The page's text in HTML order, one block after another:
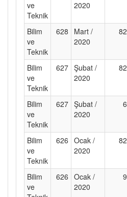
ve
Teknik
2020
Bilim
ve
Teknik
628
Mart /
2020
82
Bilim
ve
Teknik
627 Şubat /
2020
82
Bilim
ve
Teknik
627 Şubat /
2020
6
Bilim
ve
Teknik
626 Ocak /
2020
82
Bilim
ve
626 Ocak /
2020
9